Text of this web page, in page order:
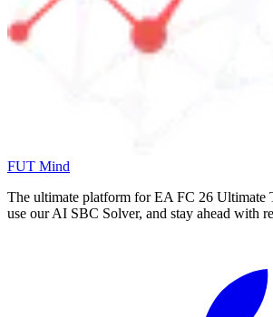
FUT Mind
The ultimate platform for EA FC 26 Ultimate
use our AI SBC Solver, and stay ahead with